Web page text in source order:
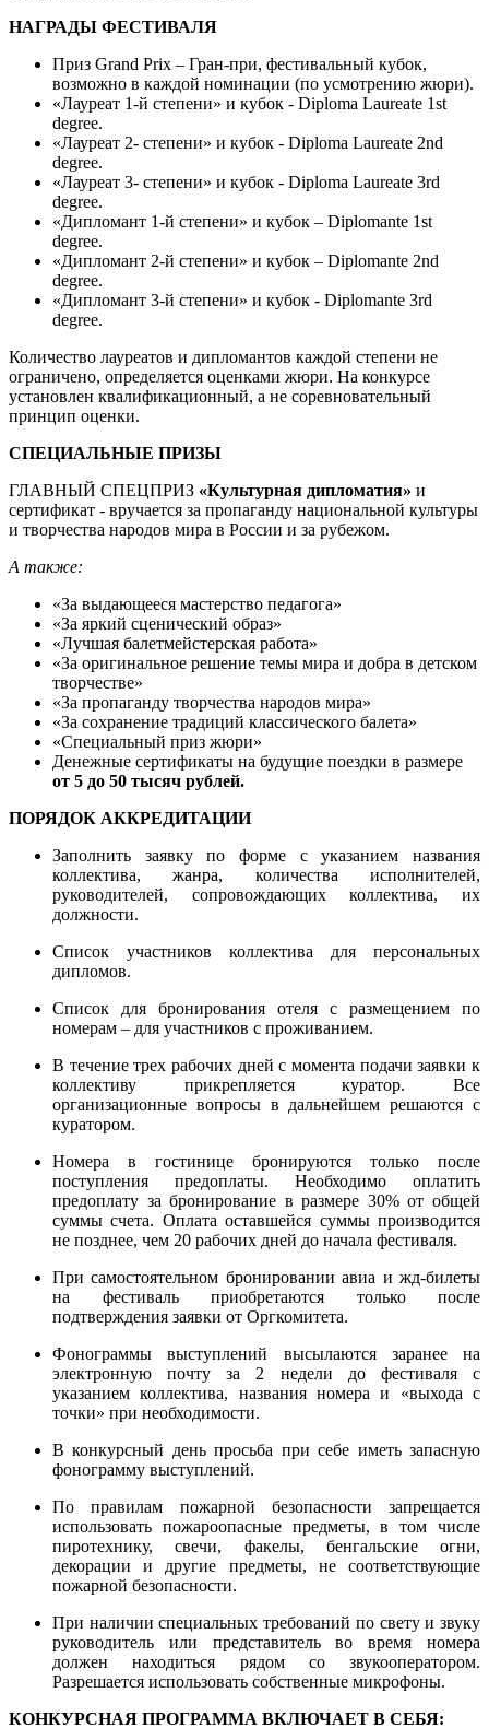
НАГРАДЫ ФЕСТИВАЛЯ
Приз Grand Prix – Гран-при, фестивальный кубок,
возможно в каждой номинации (по усмотрению жюри).
«Лауреат 1-й степени» и кубок - Diploma Laureate 1st
degree.
«Лауреат 2- степени» и кубок - Diploma Laureate 2nd
degree.
«Лауреат 3- степени» и кубок - Diploma Laureate 3rd
degree.
«Дипломант 1-й степени» и кубок – Diplomante 1st
degree.
«Дипломант 2-й степени» и кубок – Diplomante 2nd
degree.
«Дипломант 3-й степени» и кубок - Diplomante 3rd
degree.
Количество лауреатов и дипломантов каждой степени не
ограничено, определяется оценками жюри. На конкурсе
установлен квалификационный, а не соревновательный
принцип оценки.
СПЕЦИАЛЬНЫЕ ПРИЗЫ
ГЛАВНЫЙ СПЕЦПРИЗ «Культурная дипломатия» и
сертификат - вручается за пропаганду национальной культуры
и творчества народов мира в России и за рубежом.
А также:
«За выдающееся мастерство педагога»
«За яркий сценический образ»
«Лучшая балетмейстерская работа»
«За оригинальное решение темы мира и добра в детском
творчестве»
«За пропаганду творчества народов мира»
«За сохранение традиций классического балета»
«Специальный приз жюри»
Денежные сертификаты на будущие поездки в размере
от 5 до 50 тысяч рублей.
ПОРЯДОК АККРЕДИТАЦИИ
Заполнить заявку по форме с указанием названия
коллектива, жанра, количества исполнителей,
руководителей, сопровождающих коллектива, их
должности.
Список участников коллектива для персональных
дипломов.
Список для бронирования отеля с размещением по
номерам – для участников с проживанием.
В течение трех рабочих дней с момента подачи заявки к
коллективу прикрепляется куратор. Все
организационные вопросы в дальнейшем решаются с
куратором.
Номера в гостинице бронируются только после
поступления предоплаты. Необходимо оплатить
предоплату за бронирование в размере 30% от общей
суммы счета. Оплата оставшейся суммы производится
не позднее, чем 20 рабочих дней до начала фестиваля.
При самостоятельном бронировании авиа и жд-билеты
на фестиваль приобретаются только после
подтверждения заявки от Оргкомитета.
Фонограммы выступлений высылаются заранее на
электронную почту за 2 недели до фестиваля с
указанием коллектива, названия номера и «выхода с
точки» при необходимости.
В конкурсный день просьба при себе иметь запасную
фонограмму выступлений.
По правилам пожарной безопасности запрещается
использовать пожароопасные предметы, в том числе
пиротехнику, свечи, факелы, бенгальские огни,
декорации и другие предметы, не соответствующие
пожарной безопасности.
При наличии специальных требований по свету и звуку
руководитель или представитель во время номера
должен находиться рядом со звукооператором.
Разрешается использовать собственные микрофоны.
КОНКУРСНАЯ ПРОГРАММА ВКЛЮЧАЕТ В СЕБЯ: